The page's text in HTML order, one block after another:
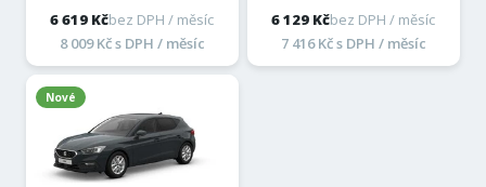
6 619 Kčbez DPH / měsíc
8 009 Kč s DPH / měsíc
6 129 Kčbez DPH / měsíc
7 416 Kč s DPH / měsíc
Nové